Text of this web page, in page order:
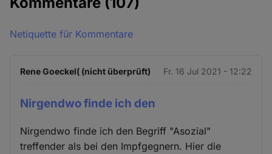
Netiquette für Kommentare
Rene Goeckel( (nicht überprüft) Fr. 16 Jul 2021 - 12:22
Nirgendwo finde ich den
Nirgendwo finde ich den Begriff "Asozial"
treffender als bei den Impfgegnern. Hier die